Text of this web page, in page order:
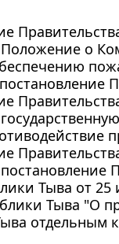
о
Тыва от
Тыва "О
отдельным